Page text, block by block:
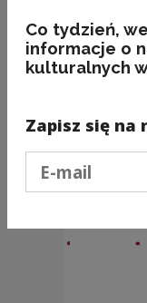
Co tydzień,
informacje o
kulturalnych
Zapisz się na